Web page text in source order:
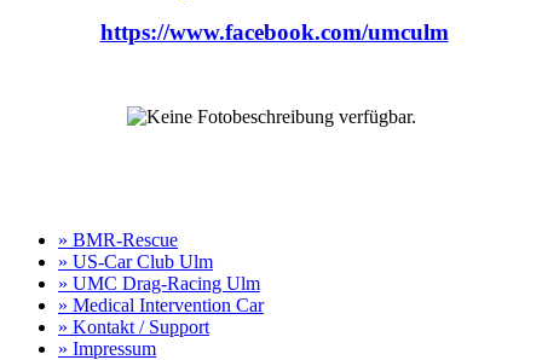
https://www.facebook.com/umculm
» BMR-Rescue
» US-Car Club Ulm
» UMC Drag-Racing Ulm
» Medical Intervention Car
» Kontakt / Support
» Impressum